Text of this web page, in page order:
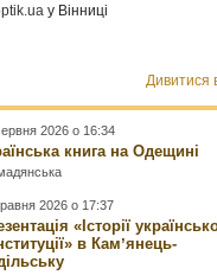
у Вінниці
Дивитися
2026 о 16:34
книга на Одещині
2026 о 17:37
«Історії
в Камʼянець-